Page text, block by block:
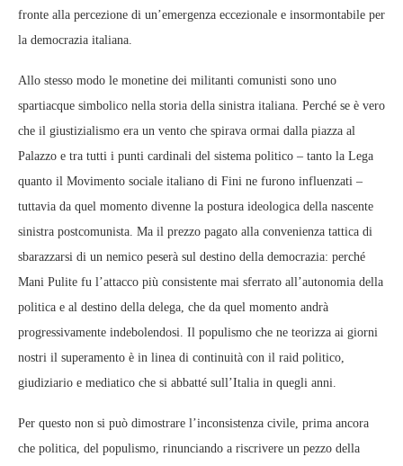
fronte alla percezione di un’emergenza eccezionale e insormontabile per
la democrazia italiana.
Allo stesso modo le monetine dei militanti comunisti sono uno
spartiacque simbolico nella storia della sinistra italiana. Perché se è vero
che il giustizialismo era un vento che spirava ormai dalla piazza al
Palazzo e tra tutti i punti cardinali del sistema politico – tanto la Lega
quanto il Movimento sociale italiano di Fini ne furono influenzati –
tuttavia da quel momento divenne la postura ideologica della nascente
sinistra postcomunista. Ma il prezzo pagato alla convenienza tattica di
sbarazzarsi di un nemico peserà sul destino della democrazia: perché
Mani Pulite fu l’attacco più consistente mai sferrato all’autonomia della
politica e al destino della delega, che da quel momento andrà
progressivamente indebolendosi. Il populismo che ne teorizza ai giorni
nostri il superamento è in linea di continuità con il raid politico,
giudiziario e mediatico che si abbatté sull’Italia in quegli anni.
Per questo non si può dimostrare l’inconsistenza civile, prima ancora
che politica, del populismo, rinunciando a riscrivere un pezzo della